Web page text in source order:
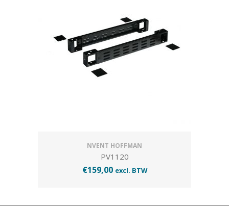
NVENT HOFFMAN
PV1120
€159,00 excl. BTW